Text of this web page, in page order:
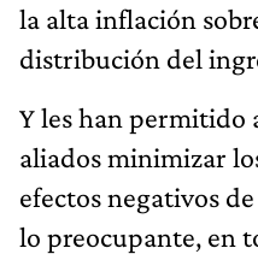
la alta inflación
distribución del
Y les han permitido
aliados minimizar
efectos negativos
lo preocupante, en